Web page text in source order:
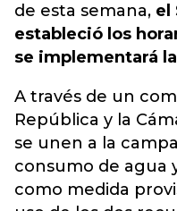
de esta semana, el
estableció los
se implementará
A través de un
República y la
se unen a la
consumo de agua
como medida